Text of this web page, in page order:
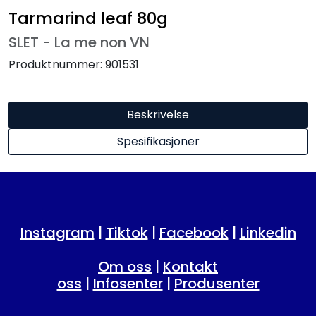
Tarmarind leaf 80g
SLET - La me non VN
Produktnummer: 901531
Beskrivelse
Spesifikasjoner
Instagram | Tiktok| Facebook| Linkedin
Om oss | Kontakt
oss | Infosenter| Produsenter